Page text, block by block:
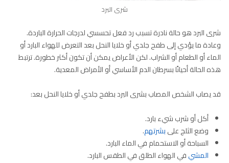
شرى البرد
شرى البرد هو حالة نادرة تسبب رد فعل تحسسي لدرجات الحرارة الباردة.
وعادة ما يؤدي إلى طفح جلدي أو خلايا النحل بعد التعرض للهواء البارد أو
الماء أو الطعام أو الشراب. لكن الأعراض يمكن أن تكون أكثر خطورة. ترتبط
هذه الحالة أحيانًا بسرطان الدم الأساسي أو الأمراض المعدية.
قد يصاب الشخص المصاب بشرى البرد بطفح جلدي أو خلايا النحل بعد:
أكل أو شرب شيء بارد.
وضع الثلج علىبشرتهم.
السباحة أو الاستحمام في الماء البارد.
المشيفي الهواء الطلق في الطقس البارد.